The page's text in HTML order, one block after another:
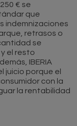
€ se
que
indemnizaciones
retrasos o
se
el resto
IBERIA
juicio porque el
con la
la rentabilidad